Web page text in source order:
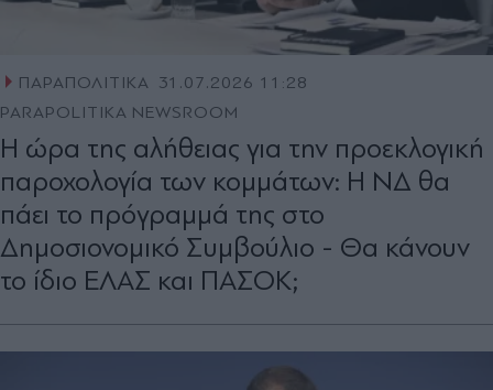
ΠΑΡΑΠΟΛΙΤΙΚΑ
31.07.2026 11:28
PARAPOLITIKA NEWSROOM
Η ώρα της αλήθειας για την προεκλογική
παροχολογία των κομμάτων: Η ΝΔ θα
πάει το πρόγραμμά της στο
Δημοσιονομικό Συμβούλιο - Θα κάνουν
το ίδιο ΕΛΑΣ και ΠΑΣΟΚ;